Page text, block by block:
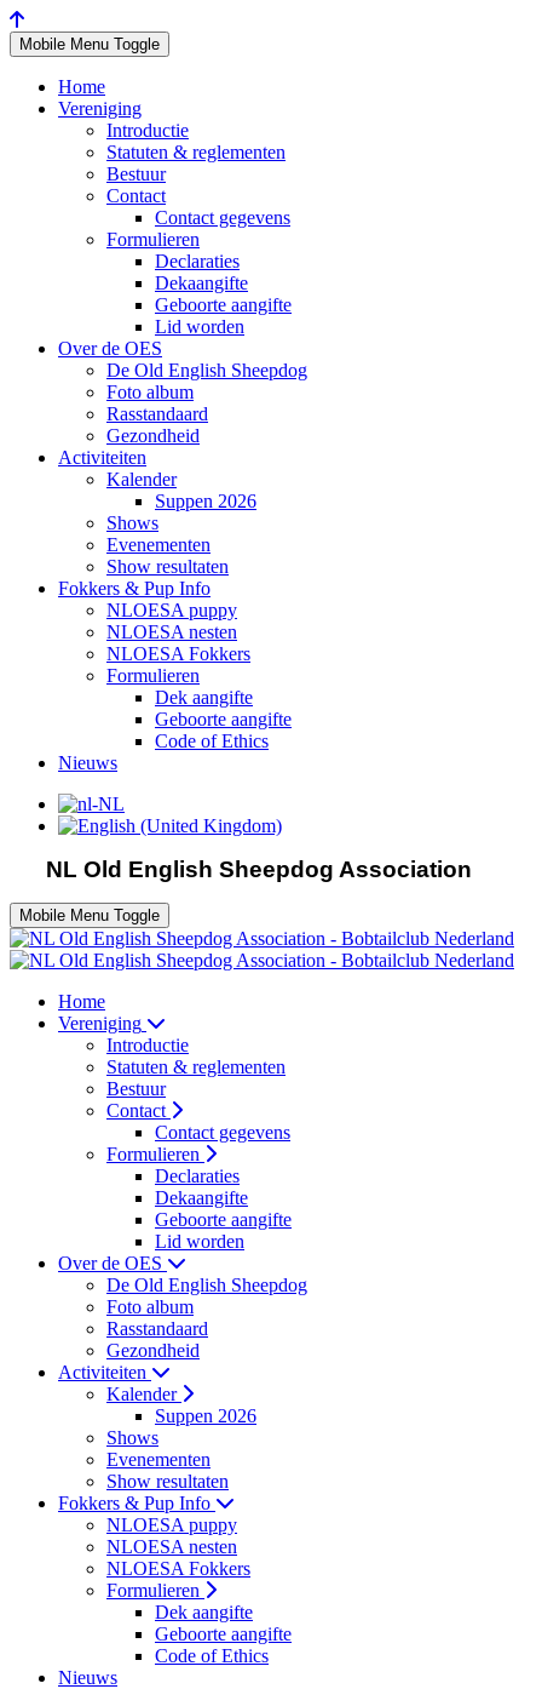
Mobile Menu Toggle
Home
Vereniging
Introductie
Statuten & reglementen
Bestuur
Contact
Contact gegevens
Formulieren
Declaraties
Dekaangifte
Geboorte aangifte
Lid worden
Over de OES
De Old English Sheepdog
Foto album
Rasstandaard
Gezondheid
Activiteiten
Kalender
Suppen 2026
Shows
Evenementen
Show resultaten
Fokkers & Pup Info
NLOESA puppy
NLOESA nesten
NLOESA Fokkers
Formulieren
Dek aangifte
Geboorte aangifte
Code of Ethics
Nieuws
NL Old English Sheepdog Association
Mobile Menu Toggle
Home
Vereniging
Introductie
Statuten & reglementen
Bestuur
Contact
Contact gegevens
Formulieren
Declaraties
Dekaangifte
Geboorte aangifte
Lid worden
Over de OES
De Old English Sheepdog
Foto album
Rasstandaard
Gezondheid
Activiteiten
Kalender
Suppen 2026
Shows
Evenementen
Show resultaten
Fokkers & Pup Info
NLOESA puppy
NLOESA nesten
NLOESA Fokkers
Formulieren
Dek aangifte
Geboorte aangifte
Code of Ethics
Nieuws